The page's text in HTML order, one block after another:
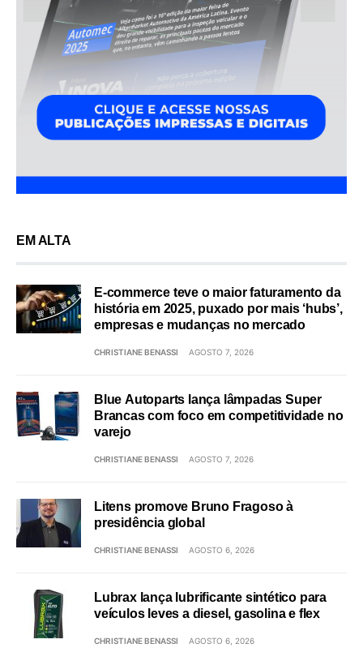
EM ALTA
E-commerce teve o maior faturamento da
história em 2025, puxado por mais ‘hubs’,
empresas e mudanças no mercado
CHRISTIANE BENASSI AGOSTO 7, 2026
Blue Autoparts lança lâmpadas Super
Brancas com foco em competitividade no
varejo
CHRISTIANE BENASSI AGOSTO 7, 2026
Litens promove Bruno Fragoso à
presidência global
CHRISTIANE BENASSI AGOSTO 6, 2026
Lubrax lança lubrificante sintético para
veículos leves a diesel, gasolina e flex
CHRISTIANE BENASSI AGOSTO 6, 2026